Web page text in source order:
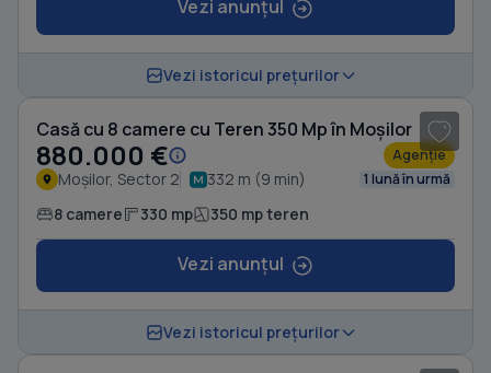
Vezi anunțul
Vezi istoricul prețurilor
Casă cu 8 camere cu Teren 350 Mp în Moșilor
880.000 € Agenție
Moșilor, Sector 2 332 m (9 min) 1 lună în urmă
8 camere 330 mp 350 mp teren
Vezi anunțul
Vezi istoricul prețurilor